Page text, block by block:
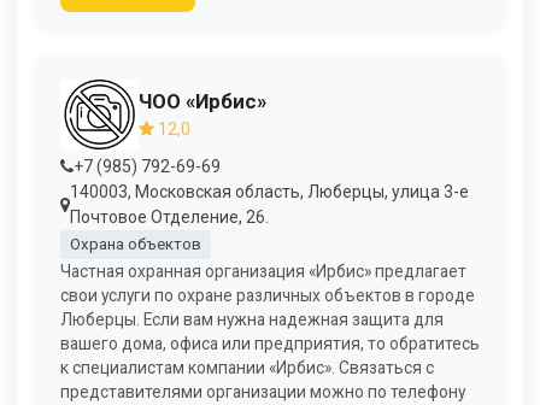
ЧОО «Ирбис»
12,0
+7 (985) 792-69-69
140003, Московская область, Люберцы, улица 3-е
Почтовое Отделение, 26.
Охрана объектов
Частная охранная организация «Ирбис» предлагает
свои услуги по охране различных объектов в городе
Люберцы. Если вам нужна надежная защита для
вашего дома, офиса или предприятия, то обратитесь
к специалистам компании «Ирбис». Связаться с
представителями организации можно по телефону